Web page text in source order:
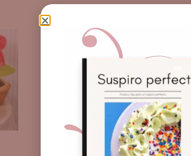
27 marzo, 2014